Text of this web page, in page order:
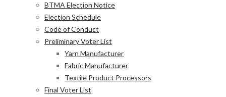
BTMA Election Notice
Election Schedule
Code of Conduct
Preliminary Voter List
Yarn Manufacturer
Fabric Manufacturer
Textile Product Processors
Final Voter List